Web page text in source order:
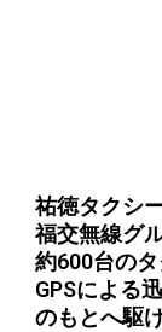
祐徳タクシ
福交無線グ
約600台のタ
GPSによる
のもとへ駆